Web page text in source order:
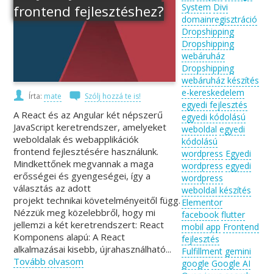
frontend fejlesztéshez?
Írta: mate Szólj hozzá te is!
A React és az Angular két népszerű
JavaScript keretrendszer, amelyeket
weboldalak és webapplikációk
frontend fejlesztésére használunk.
Mindkettőnek megvannak a maga
erősségei és gyengeségei, így a
választás az adott
projekt technikai követelményeitől függ.
Nézzük meg közelebbről, hogy mi
jellemzi a két keretrendszert: React
Komponens alapú: A React
alkalmazásai kisebb, újrahasználható...
Tovább olvasom
System Divi
domainregisztráció
Dropshipping
Dropshipping
webáruház
Dropshipping
webáruház készítés
e-kereskedelem
egyedi fejlesztés
egyedi kódolású
weboldal egyedi
kódolású
wordpress Egyedi
wordpress egyedi
wordpress
weboldal készítés
Elementor
facebook flutter
mobil app Frontend
fejlesztés
Fulfillment gemini
google Google AI